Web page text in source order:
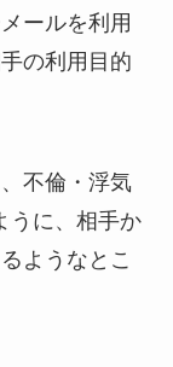
ールを利用
の利用目的
不倫・浮気
うに、相手か
ようなとこ